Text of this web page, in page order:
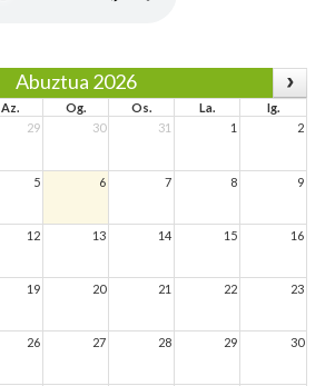
Abuztua 2026
Az. Og. Os. La.
Ig.
29 30 31 1 2
5 6 7 8 9
12 13 14 15 16
19 20 21 22 23
26 27 28 29 30